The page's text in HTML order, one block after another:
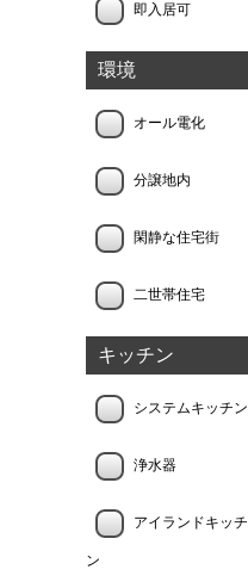
即入居可
環境
オール電化
分譲地内
閑静な住宅街
二世帯住宅
キッチン
システムキッチン
浄水器
アイランドキッチ
ン